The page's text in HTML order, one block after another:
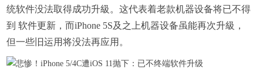
统软件没法取得成功升級。这代表着老款机器设备将已不得
到 软件更新，而iPhone 5S及之上机器设备虽能再次升級，
但一些旧运用将没法再应用。